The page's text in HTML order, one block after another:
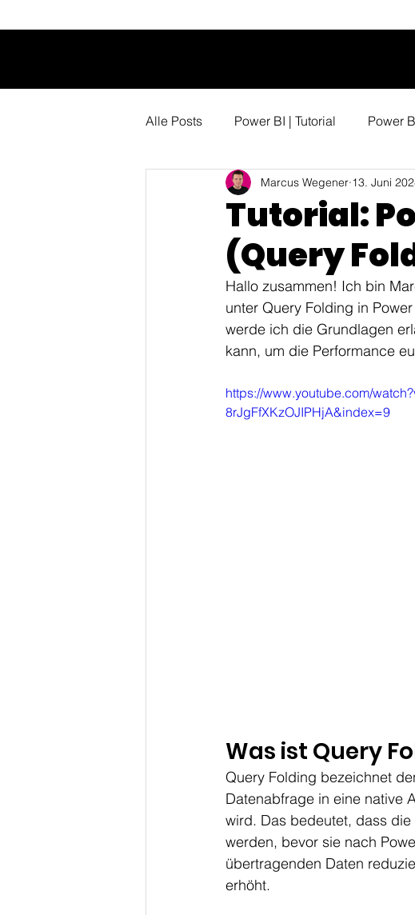
Alle Posts Power BI | Tutorial Power
Tutorial:
(Query
Marcus Wegener 13. Juni
Hallo zusammen! Ich bin
unter Query Folding in
werde ich die Grundlagen
kann, um die Performance
https://www.youtube.com/
8rJgFfXKzOJIPHjA&index=9
Was ist Query
Query Folding bezeichnet
Datenabfrage in eine native
wird. Das bedeutet, dass
werden, bevor sie nach
übertragenden Daten
erhöht.